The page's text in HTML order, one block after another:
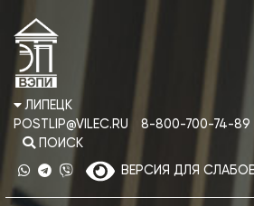
ЛИПЕЦК
POSTLIP@VILEC.RU
8-800-700-74-89
ПОИСК
ВЕРСИЯ ДЛЯ